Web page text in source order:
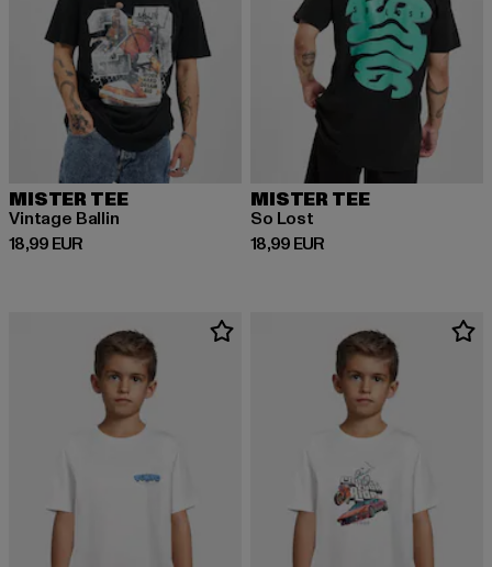
MISTER TEE
Vintage Ballin
18,99 EUR
Prix courant: 18,99 EUR
MISTER TEE
So Lost
18,99 EUR
Prix courant: 18,99 EUR